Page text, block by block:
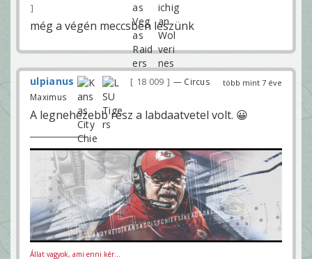
még a végén meccsben leszünk
több mint 7 éve
ulpianus 18 009
— Circus
Maximus
A legnehezebb resz a labdaatvetel volt. 😀
Állat vagyok, ami enni kér...